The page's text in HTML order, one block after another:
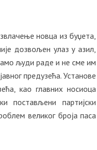
новца из буџета,
дозвољен улаз у азил,
људи раде и не сме им
предузећа. Установе
као главних носиоца
постављени партијски
великог броја паса